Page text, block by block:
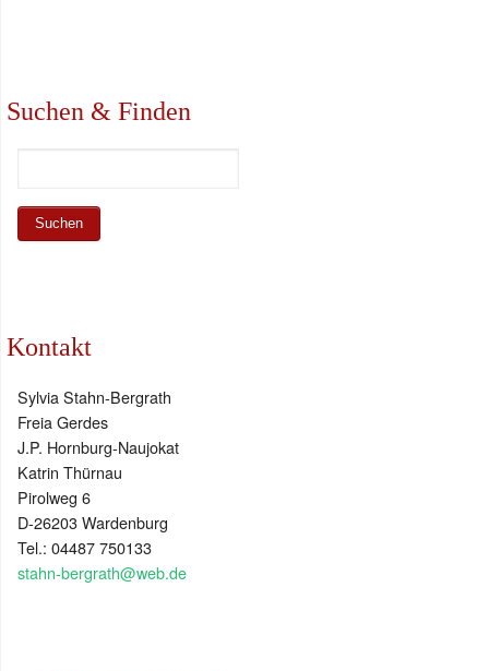
Suchen & Finden
Kontakt
Sylvia Stahn-Bergrath
Freia Gerdes
J.P. Hornburg-Naujokat
Katrin Thürnau
Pirolweg 6
D-26203 Wardenburg
Tel.: 04487 750133
stahn-bergrath@web.de